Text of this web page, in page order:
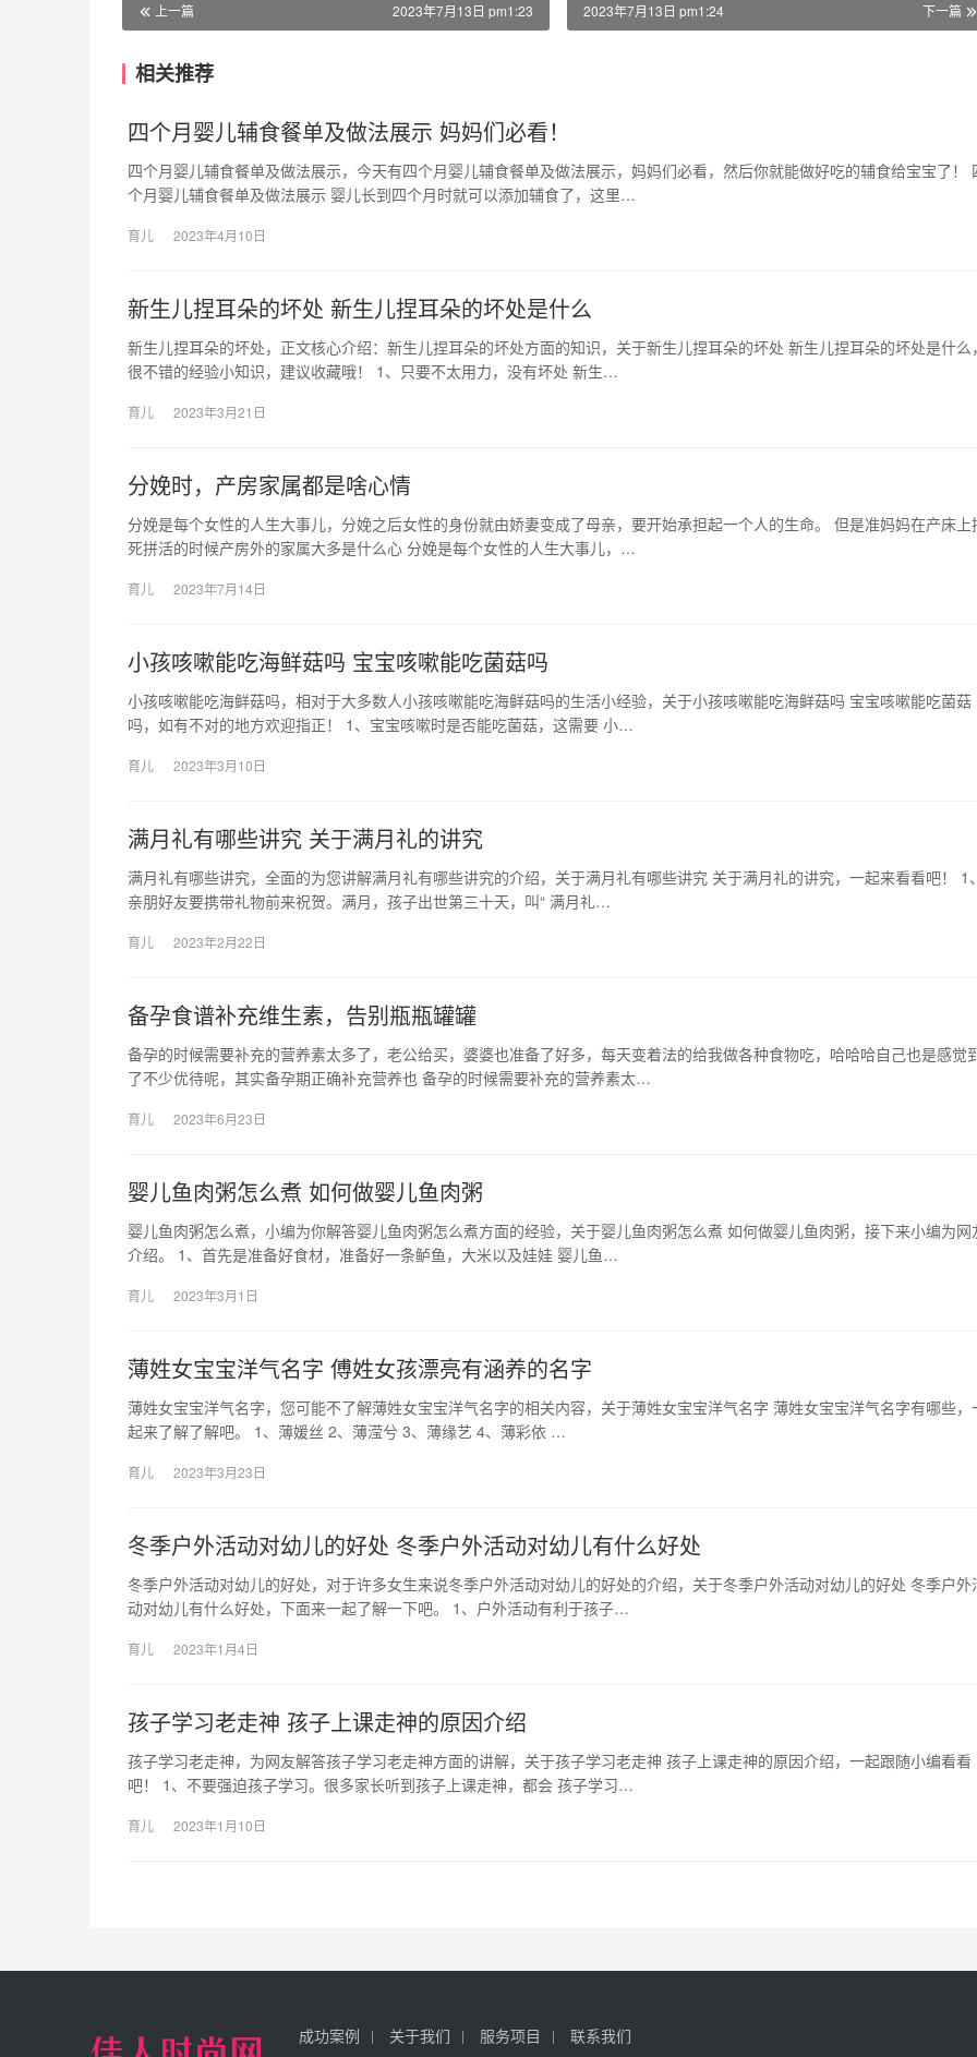
上一篇 2023年7月13日 pm1:23 下一篇
2023年7月13日 pm1:24
相关推荐
四个月婴儿辅食餐单及做法展示 妈妈们必看！
四个月婴儿辅食餐单及做法展示，今天有四个月婴儿辅食餐单及做法展示，妈妈们必看，然后你就能做好吃的辅食给宝宝了！
个月婴儿辅食餐单及做法展示 婴儿长到四个月时就可以添加辅食了，这里…
育儿 2023年4月10日
新生儿捏耳朵的坏处 新生儿捏耳朵的坏处是什么
新生儿捏耳朵的坏处，正文核心介绍：新生儿捏耳朵的坏处方面的知识，关于新生儿捏耳朵的坏处 新生儿捏耳朵的坏处是什么
很不错的经验小知识，建议收藏哦！ 1、只要不太用力，没有坏处 新生…
育儿 2023年3月21日
分娩时，产房家属都是啥心情
分娩是每个女性的人生大事儿，分娩之后女性的身份就由娇妻变成了母亲，要开始承担起一个人的生命。 但是准妈妈在产床上
死拼活的时候产房外的家属大多是什么心 分娩是每个女性的人生大事儿，…
育儿 2023年7月14日
小孩咳嗽能吃海鲜菇吗 宝宝咳嗽能吃菌菇吗
小孩咳嗽能吃海鲜菇吗，相对于大多数人小孩咳嗽能吃海鲜菇吗的生活小经验，关于小孩咳嗽能吃海鲜菇吗 宝宝咳嗽能吃菌菇
吗，如有不对的地方欢迎指正！ 1、宝宝咳嗽时是否能吃菌菇，这需要 小…
育儿 2023年3月10日
满月礼有哪些讲究 关于满月礼的讲究
满月礼有哪些讲究，全面的为您讲解满月礼有哪些讲究的介绍，关于满月礼有哪些讲究 关于满月礼的讲究，一起来看看吧！ 1
亲朋好友要携带礼物前来祝贺。满月，孩子出世第三十天，叫“ 满月礼…
育儿 2023年2月22日
备孕食谱补充维生素，告别瓶瓶罐罐
备孕的时候需要补充的营养素太多了，老公给买，婆婆也准备了好多，每天变着法的给我做各种食物吃，哈哈哈自己也是感觉
了不少优待呢，其实备孕期正确补充营养也 备孕的时候需要补充的营养素太…
育儿 2023年6月23日
婴儿鱼肉粥怎么煮 如何做婴儿鱼肉粥
婴儿鱼肉粥怎么煮，小编为你解答婴儿鱼肉粥怎么煮方面的经验，关于婴儿鱼肉粥怎么煮 如何做婴儿鱼肉粥，接下来小编为网
介绍。 1、首先是准备好食材，准备好一条鲈鱼，大米以及娃娃 婴儿鱼…
育儿 2023年3月1日
薄姓女宝宝洋气名字 傅姓女孩漂亮有涵养的名字
薄姓女宝宝洋气名字，您可能不了解薄姓女宝宝洋气名字的相关内容，关于薄姓女宝宝洋气名字 薄姓女宝宝洋气名字有哪些，
起来了解了解吧。 1、薄媛丝 2、薄滢兮 3、薄缘艺 4、薄彩依 …
育儿 2023年3月23日
冬季户外活动对幼儿的好处 冬季户外活动对幼儿有什么好处
冬季户外活动对幼儿的好处，对于许多女生来说冬季户外活动对幼儿的好处的介绍，关于冬季户外活动对幼儿的好处 冬季户外
动对幼儿有什么好处，下面来一起了解一下吧。 1、户外活动有利于孩子…
育儿 2023年1月4日
孩子学习老走神 孩子上课走神的原因介绍
孩子学习老走神，为网友解答孩子学习老走神方面的讲解，关于孩子学习老走神 孩子上课走神的原因介绍，一起跟随小编看看
吧！ 1、不要强迫孩子学习。很多家长听到孩子上课走神，都会 孩子学习…
育儿 2023年1月10日
成功案例 关于我们 服务项目 联系我们